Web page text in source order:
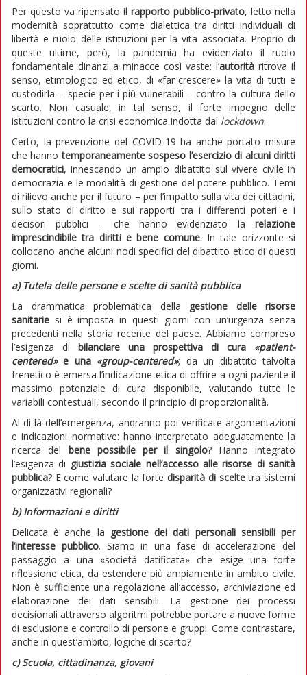
Per questo va ripensato il rapporto pubblico-privato, letto nella
modernità soprattutto come dialettica tra diritti individuali di
libertà e ruolo delle istituzioni per la vita associata. Proprio di
queste ultime, però, la pandemia ha evidenziato il ruolo
fondamentale dinanzi a minacce così vaste: l’autorità ritrova il
senso, etimologico ed etico, di «far crescere» la vita di tutti e
custodirla – specie per i più vulnerabili – contro la cultura dello
scarto. Non casuale, in tal senso, il forte impegno delle
istituzioni contro la crisi economica indotta dal lockdown.
Certo, la prevenzione del COVID-19 ha anche portato misure
che hanno temporaneamente sospeso l’esercizio di alcuni diritti
democratici, innescando un ampio dibattito sul vivere civile in
democrazia e le modalità di gestione del potere pubblico. Temi
di rilievo anche per il futuro – per l’impatto sulla vita dei cittadini,
sullo stato di diritto e sui rapporti tra i differenti poteri e i
decisori pubblici – che hanno evidenziato la relazione
imprescindibile tra diritti e bene comune. In tale orizzonte si
collocano anche alcuni nodi specifici del dibattito etico di questi
giorni.
a) Tutela delle persone e scelte di sanità pubblica
La drammatica problematica della gestione delle risorse
sanitarie si è imposta in questi giorni con un’urgenza senza
precedenti nella storia recente del paese. Abbiamo compreso
l’esigenza di bilanciare una prospettiva di cura «patient-
centered»e una «group-centered»; da un dibattito talvolta
frenetico è emersa l’indicazione etica di offrire a ogni paziente il
massimo potenziale di cura disponibile, valutando tutte le
variabili contestuali, secondo il principio di proporzionalità.
Al di là dell’emergenza, andranno poi verificate argomentazioni
e indicazioni normative: hanno interpretato adeguatamente la
ricerca del bene possibile per il singolo? Hanno integrato
l’esigenza di giustizia sociale nell’accesso alle risorse di sanità
pubblica? E come valutare la fortedisparità di sceltetra sistemi
organizzativi regionali?
b) Informazioni e diritti
Delicata è anche la gestione dei dati personali sensibili per
l’interesse pubblico. Siamo in una fase di accelerazione del
passaggio a una «società datificata» che esige una forte
riflessione etica, da estendere più ampiamente in ambito civile.
Non è sufficiente una regolazione all’accesso, archiviazione ed
elaborazione dei dati sensibili. La gestione dei processi
decisionali attraverso algoritmi potrebbe portare a nuove forme
di esclusione e controllo di persone e gruppi. Come contrastare,
anche in quest’ambito, logiche di scarto?
c) Scuola, cittadinanza, giovani